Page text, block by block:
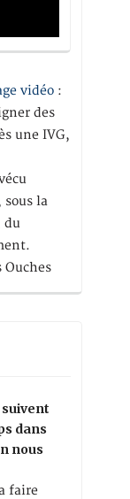
vidéo :
des
une IVG,
la
du
Ouches
suivent
dans
nous
faire